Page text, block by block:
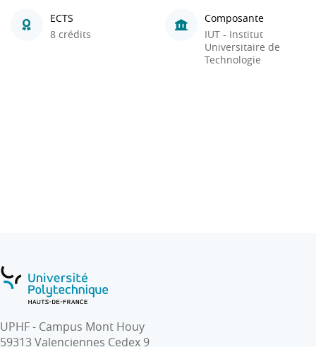
ECTS
8 crédits
Composante
IUT - Institut
Universitaire de
Technologie
UPHF - Campus Mont Houy
59313 Valenciennes Cedex 9